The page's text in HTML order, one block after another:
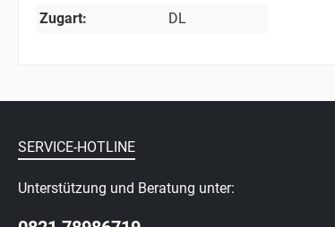
Zugart:
DL
SERVICE-HOTLINE
Unterstützung und Beratung unter: